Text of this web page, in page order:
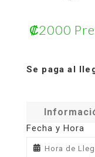
₡2000
Se paga al
Fecha y Hora